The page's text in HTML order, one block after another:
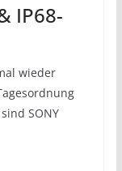
IP68-
wieder
SONY